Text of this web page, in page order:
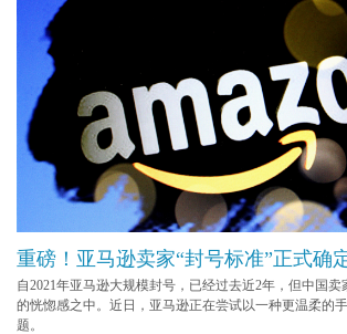
重磅！亚马逊卖家“封号标准”正式确
自2021年亚马逊大规模封号，已经过去近2年，但中国
的恍惚感之中。近日，亚马逊正在尝试以一种更温柔的
题。